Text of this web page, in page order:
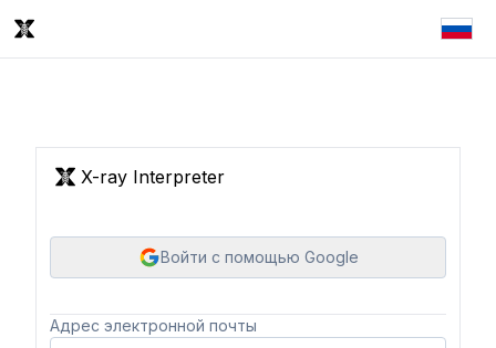
X-ray Interpreter
Войти с помощью Google
Адрес электронной почты